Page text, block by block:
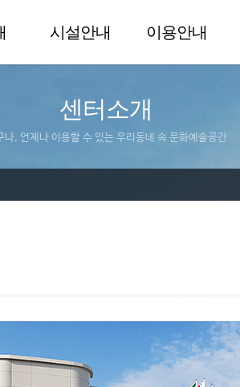
시설안내 이용안내
센터소개
나, 언제나 이용할 수 있는 우리동네 속 문화예술공간